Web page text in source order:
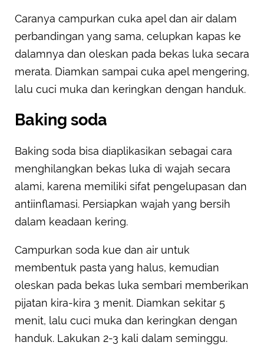
Caranya campurkan cuka apel dan air dalam
perbandingan yang sama, celupkan kapas ke
dalamnya dan oleskan pada bekas luka secara
merata. Diamkan sampai cuka apel mengering,
lalu cuci muka dan keringkan dengan handuk.
Baking soda
Baking soda bisa diaplikasikan sebagai cara
menghilangkan bekas luka di wajah secara
alami, karena memiliki sifat pengelupasan dan
antiinflamasi. Persiapkan wajah yang bersih
dalam keadaan kering.
Campurkan soda kue dan air untuk
membentuk pasta yang halus, kemudian
oleskan pada bekas luka sembari memberikan
pijatan kira-kira 3 menit. Diamkan sekitar 5
menit, lalu cuci muka dan keringkan dengan
handuk. Lakukan 2-3 kali dalam seminggu.